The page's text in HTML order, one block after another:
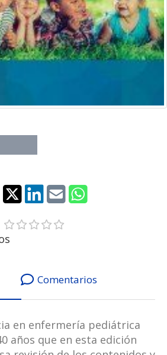
Comentarios
en enfermería pediátrica
años que en esta edición